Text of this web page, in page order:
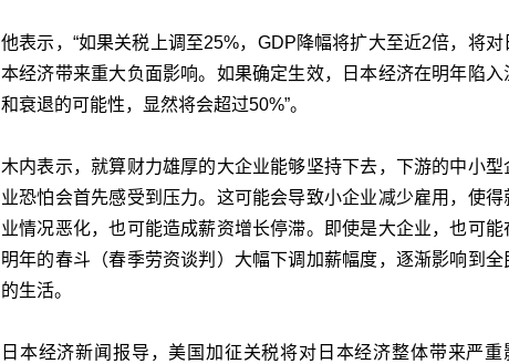
他表示，“如果关税上调至25%，GDP降幅将扩大至近2倍，将对
本经济带来重大负面影响。如果确定生效，日本经济在明年陷入
和衰退的可能性，显然将会超过50%”。
木内表示，就算财力雄厚的大企业能够坚持下去，下游的中小型
业恐怕会首先感受到压力。这可能会导致小企业减少雇用，使得
业情况恶化，也可能造成薪资增长停滞。即使是大企业，也可能
明年的春斗（春季劳资谈判）大幅下调加薪幅度，逐渐影响到全
的生活。
日本经济新闻报导，美国加征关税将对日本经济整体带来严重